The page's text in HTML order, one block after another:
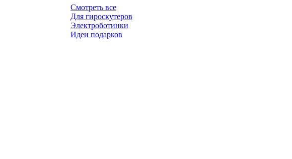
Смотреть все
Для гироскутеров
Электроботинки
Идеи подарков